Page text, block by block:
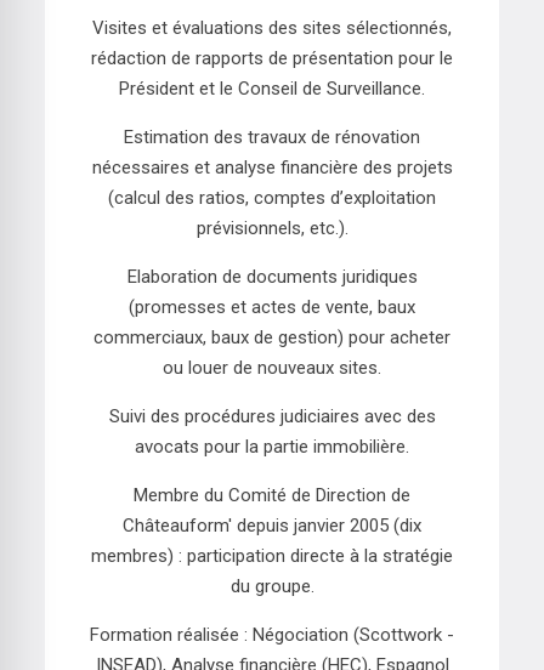
Visites et évaluations des sites sélectionnés,
rédaction de rapports de présentation pour le
Président et le Conseil de Surveillance.
Estimation des travaux de rénovation
nécessaires et analyse financière des projets
(calcul des ratios, comptes d’exploitation
prévisionnels, etc.).
Elaboration de documents juridiques
(promesses et actes de vente, baux
commerciaux, baux de gestion) pour acheter
ou louer de nouveaux sites.
Suivi des procédures judiciaires avec des
avocats pour la partie immobilière.
Membre du Comité de Direction de
Châteauform' depuis janvier 2005 (dix
membres) : participation directe à la stratégie
du groupe.
Formation réalisée : Négociation (Scottwork -
INSEAD), Analyse financière (HEC), Espagnol